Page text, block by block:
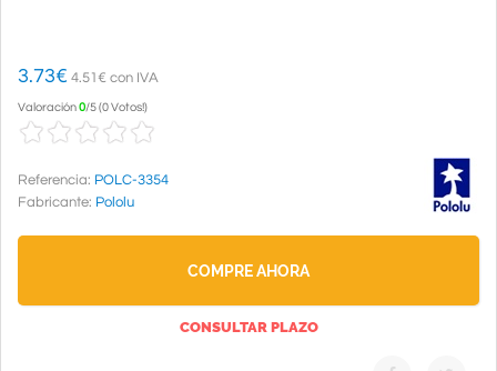
3.73€ 4.51€ con IVA
Valoración0/5(0 Votos!)
Referencia: POLC-3354
Fabricante: Pololu
COMPRE AHORA
CONSULTAR PLAZO